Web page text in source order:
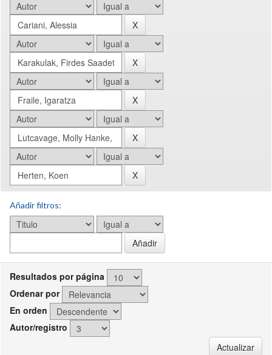
Añadir filtros:
Resultados por página
Ordenar por
En orden
Autor/registro